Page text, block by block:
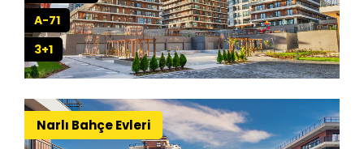
A-71
3+1
Narlı Bahçe Evleri